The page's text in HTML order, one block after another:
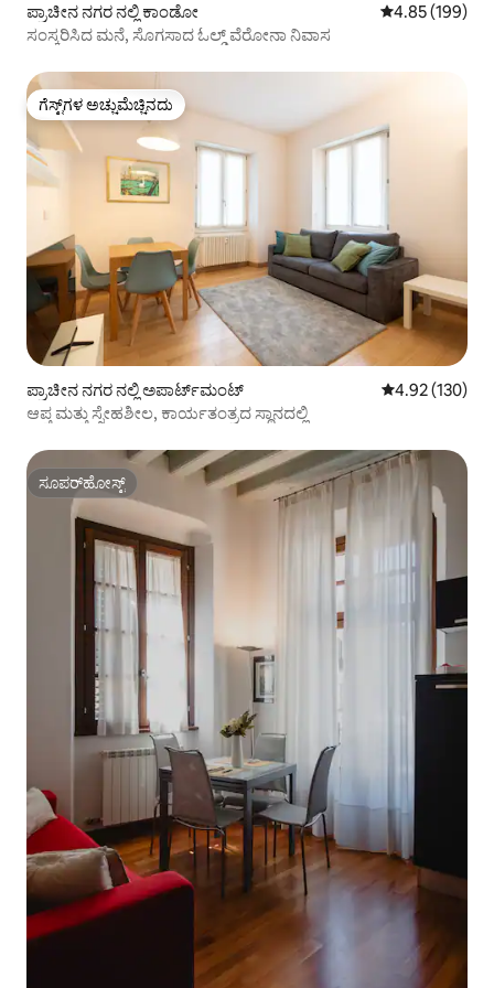
ಪ್ರಾಚೀನ ನಗರ ನಲ್ಲಿ ಕಾಂಡೋ 5 ರಲ್ಲಿ 4.85
4.85 (199)
ಸಂಸ್ಕರಿಸಿದ ಮನೆ, ಸೊಗಸಾದ ಓಲ್ಡ್ ವೆರೋನಾ ನಿವಾಸ
ಗೆಸ್ಟ್‌ಗಳ ಅಚ್ಚುಮೆಚ್ಚಿನದು
ಗೆಸ್ಟ್‌ಗಳ ಅಚ್ಚುಮೆಚ್ಚಿನದು
ಪ್ರಾಚೀನ ನಗರ ನಲ್ಲಿ ಅಪಾರ್ಟ್‌ಮಂಟ್ 5 ರಲ್ಲಿ 4.92
4.92 (130)
ಆಪ್ತ ಮತ್ತು ಸ್ನೇಹಶೀಲ, ಕಾರ್ಯತಂತ್ರದ ಸ್ಥಾನದಲ್ಲಿ
ಸೂಪರ್‌ಹೋಸ್ಟ್
ಸೂಪರ್‌ಹೋಸ್ಟ್